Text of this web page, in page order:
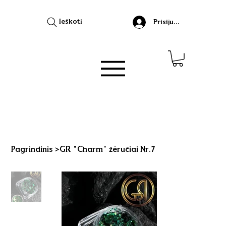
Ieškoti Prisijungti
Pagrindinis >GR "Charm" žėručiai Nr.7